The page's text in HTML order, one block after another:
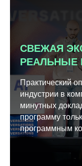
СВЕЖАЯ
РЕАЛЬНЫЕ
Практический
индустрии в
минутных
программу
программным